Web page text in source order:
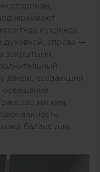
сторонам,
кухонная
духовкой, справа —
закрытыми
двери, создающий
освещение
мягким
баланс для